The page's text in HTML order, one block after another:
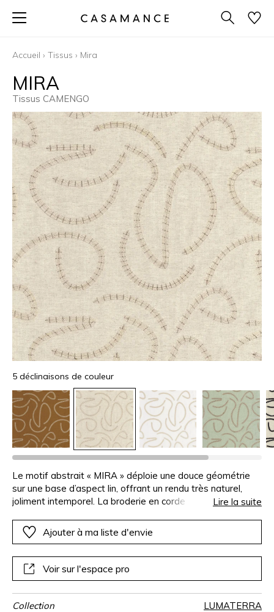
Accueil › Tissus › Mira
MIRA
Tissus CAMENGO
5 déclinaisons de couleur
Le motif abstrait « MIRA » déploie une douce géométrie
sur une base d’aspect lin, offrant un rendu très naturel,
joliment intemporel. La broderie en corde de jute appliquée
organique du dessin. La superbe naturalité des matières
est ici travaillée selon une approche résolument
différents.
Lire la suite
Ajouter à ma liste d'envie
Voir sur l'espace pro
Collection LUMATERRA